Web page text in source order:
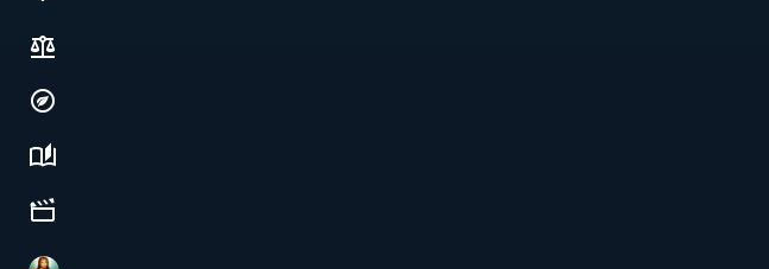
Society, justice & freedoms
Economy, environment & technology
Science, history & spirituality
Culture, media & entertainment